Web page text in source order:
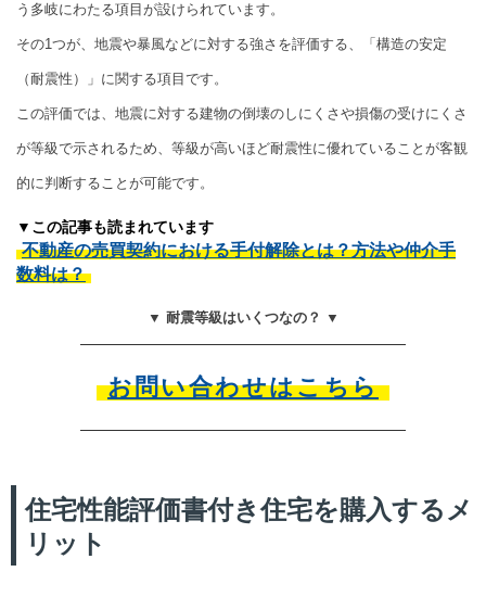
う多岐にわたる項目が設けられています。
その1つが、地震や暴風などに対する強さを評価する、「構造の安定
（耐震性）」に関する項目です。
この評価では、地震に対する建物の倒壊のしにくさや損傷の受けにくさ
が等級で示されるため、等級が高いほど耐震性に優れていることが客観
的に判断することが可能です。
▼この記事も読まれています
不動産の売買契約における手付解除とは？方法や仲介手
数料は？
▼ 耐震等級はいくつなの？ ▼
お問い合わせはこちら
住宅性能評価書付き住宅を購入するメ
リット